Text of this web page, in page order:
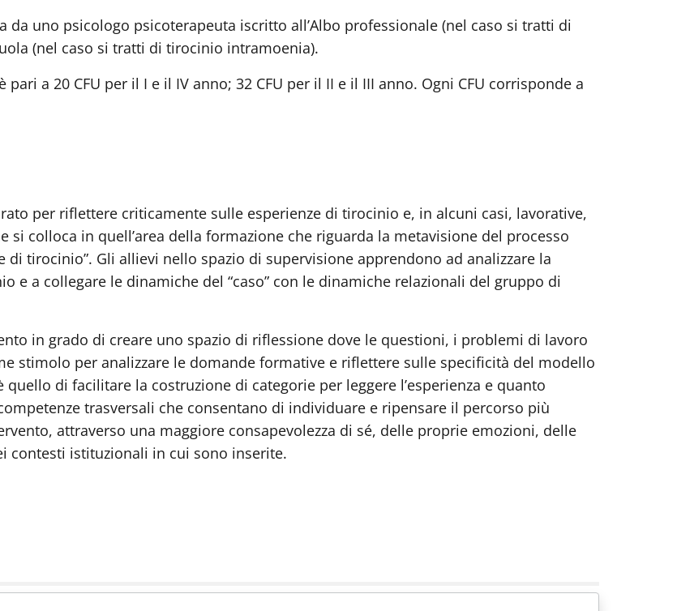
uno psicologo psicoterapeuta iscritto all’Albo professionale (nel caso si tratti di
(nel caso si tratti di tirocinio intramoenia).
a 20 CFU per il I e il IV anno; 32 CFU per il II e il III anno. Ogni CFU corrisponde a
per riflettere criticamente sulle esperienze di tirocinio e, in alcuni casi, lavorative,
si colloca in quell’area della formazione che riguarda la metavisione del processo
di tirocinio”. Gli allievi nello spazio di supervisione apprendono ad analizzare la
e a collegare le dinamiche del “caso” con le dinamiche relazionali del gruppo di
in grado di creare uno spazio di riflessione dove le questioni, i problemi di lavoro
stimolo per analizzare le domande formative e riflettere sulle specificità del modello
di facilitare la costruzione di categorie per leggere l’esperienza e quanto
trasversali che consentano di individuare e ripensare il percorso più
attraverso una maggiore consapevolezza di sé, delle proprie emozioni, delle
contesti istituzionali in cui sono inserite.